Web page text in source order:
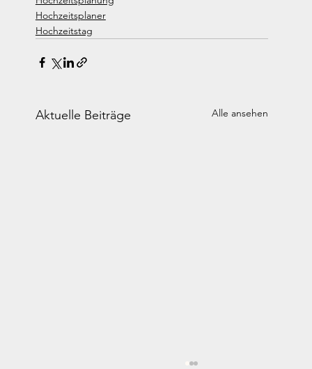
Hochzeitsplaner
Hochzeitstag
Aktuelle Beiträge Alle ansehen